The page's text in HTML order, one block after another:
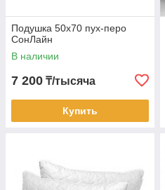
Подушка 50х70 пух-перо
СонЛайн
В наличии
7 200 ₸/тысяча
Купить